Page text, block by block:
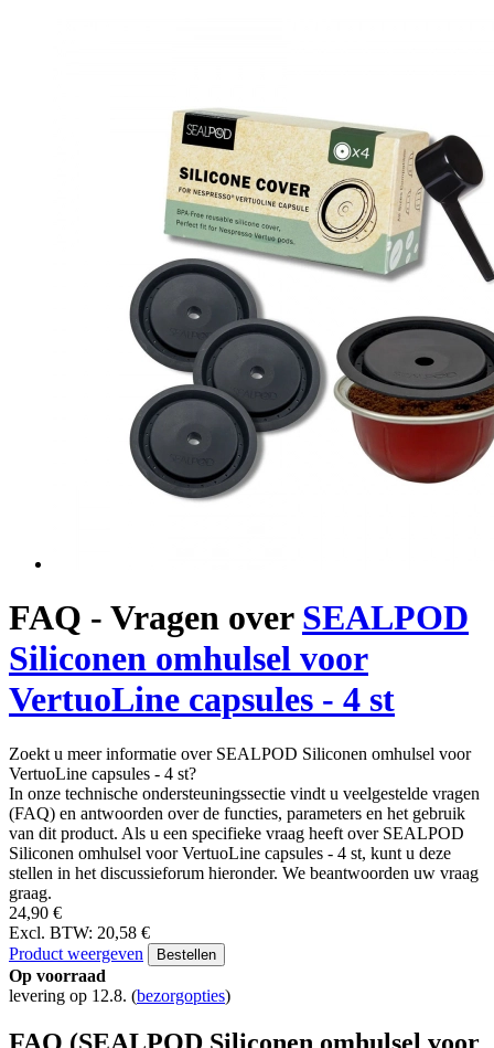
FAQ - Vragen over SEALPOD
Siliconen omhulsel voor
VertuoLine capsules - 4 st
Zoekt u meer informatie over SEALPOD Siliconen omhulsel voor
VertuoLine capsules - 4 st?
In onze technische ondersteuningssectie vindt u veelgestelde vragen
(FAQ) en antwoorden over de functies, parameters en het gebruik
van dit product. Als u een specifieke vraag heeft over SEALPOD
Siliconen omhulsel voor VertuoLine capsules - 4 st, kunt u deze
stellen in het discussieforum hieronder. We beantwoorden uw vraag
graag.
24,90 €
Excl. BTW: 20,58 €
Product weergeven
Bestellen
Op voorraad
levering op 12.8. (bezorgopties)
FAQ (SEALPOD Siliconen omhulsel voor